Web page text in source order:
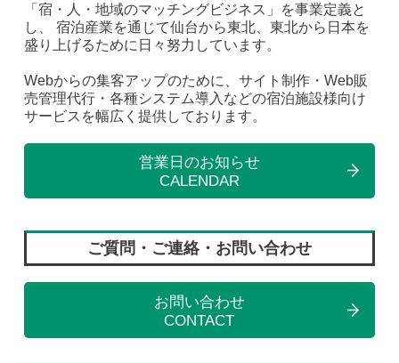
「宿・人・地域のマッチングビジネス」を事業定義と
し、 宿泊産業を通じて仙台から東北、東北から日本を
盛り上げるために日々努力しています。
Webからの集客アップのために、サイト制作・Web販
売管理代行・各種システム導入などの宿泊施設様向け
サービスを幅広く提供しております。
営業日のお知らせ
CALENDAR
ご質問・ご連絡・お問い合わせ
お問い合わせ
CONTACT